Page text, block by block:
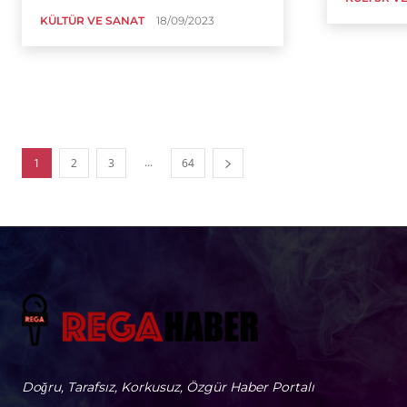
KÜLTÜR VE SANAT 18/09/2023
1 2 3 ... 64
Doğru, Tarafsız, Korkusuz, Özgür Haber Portalı